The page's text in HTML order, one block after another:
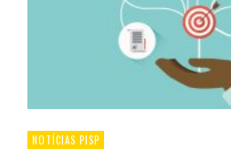
NOTÍCIAS PISP